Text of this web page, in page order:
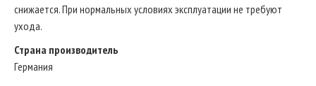
снижается. При нормальных условиях эксплуатации не требуют
ухода.
Страна производитель
Германия